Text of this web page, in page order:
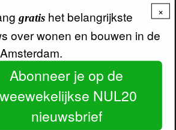
ARTIKELEN
en laaggelegen corporaties fuseren?
het woningtekort lenigen?
×
gratishet belangrijkste
over wonen en bouwen in de
Abonneer je op de
NUL20
nieuwsbrief